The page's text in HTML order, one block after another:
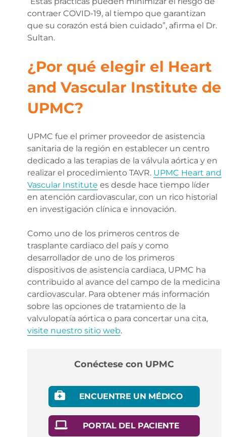
contraer COVID-19, al tiempo que garantizan
que su corazón está bien cuidado”, afirma el Dr.
Sultan.
¿Por qué elegir el Heart
and Vascular Institute de
UPMC?
UPMC fue el primer proveedor de asistencia
sanitaria de la región en establecer un centro
dedicado a las terapias de la válvula aórtica y en
realizar el procedimiento TAVR. UPMC Heart and
Vascular Institute es desde hace tiempo líder
en atención cardiovascular, con un rico historial
en investigación clínica e innovación.
Como uno de los primeros centros de
trasplante cardiaco del país y como
desarrollador de uno de los primeros
dispositivos de asistencia cardiaca, UPMC ha
contribuido al avance del campo de la medicina
cardiovascular. Para obtener más información
sobre las opciones de tratamiento de la
valvulopatía aórtica o para concertar una cita,
visite nuestro sitio web.
Conéctese con UPMC
ENCUENTRE UN MÉDICO
PORTAL DEL PACIENTE